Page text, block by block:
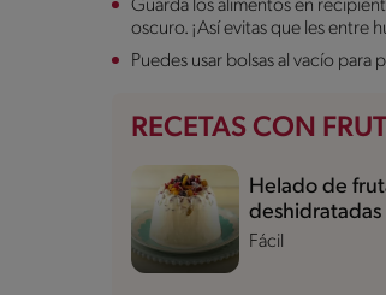
Guarda los alimentos en
oscuro. ¡Así evitas que les entre
Puedes usar bolsas al vacío para
RECETAS CON
Fácil
Helado de
deshidratadas